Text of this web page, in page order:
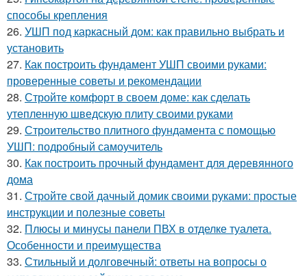
способы крепления
26. УШП под каркасный дом: как правильно выбрать и
установить
27. Как построить фундамент УШП своими руками:
проверенные советы и рекомендации
28. Стройте комфорт в своем доме: как сделать
утепленную шведскую плиту своими руками
29. Строительство плитного фундамента с помощью
УШП: подробный самоучитель
30. Как построить прочный фундамент для деревянного
дома
31. Стройте свой дачный домик своими руками: простые
инструкции и полезные советы
32. Плюсы и минусы панели ПВХ в отделке туалета.
Особенности и преимущества
33. Стильный и долговечный: ответы на вопросы о